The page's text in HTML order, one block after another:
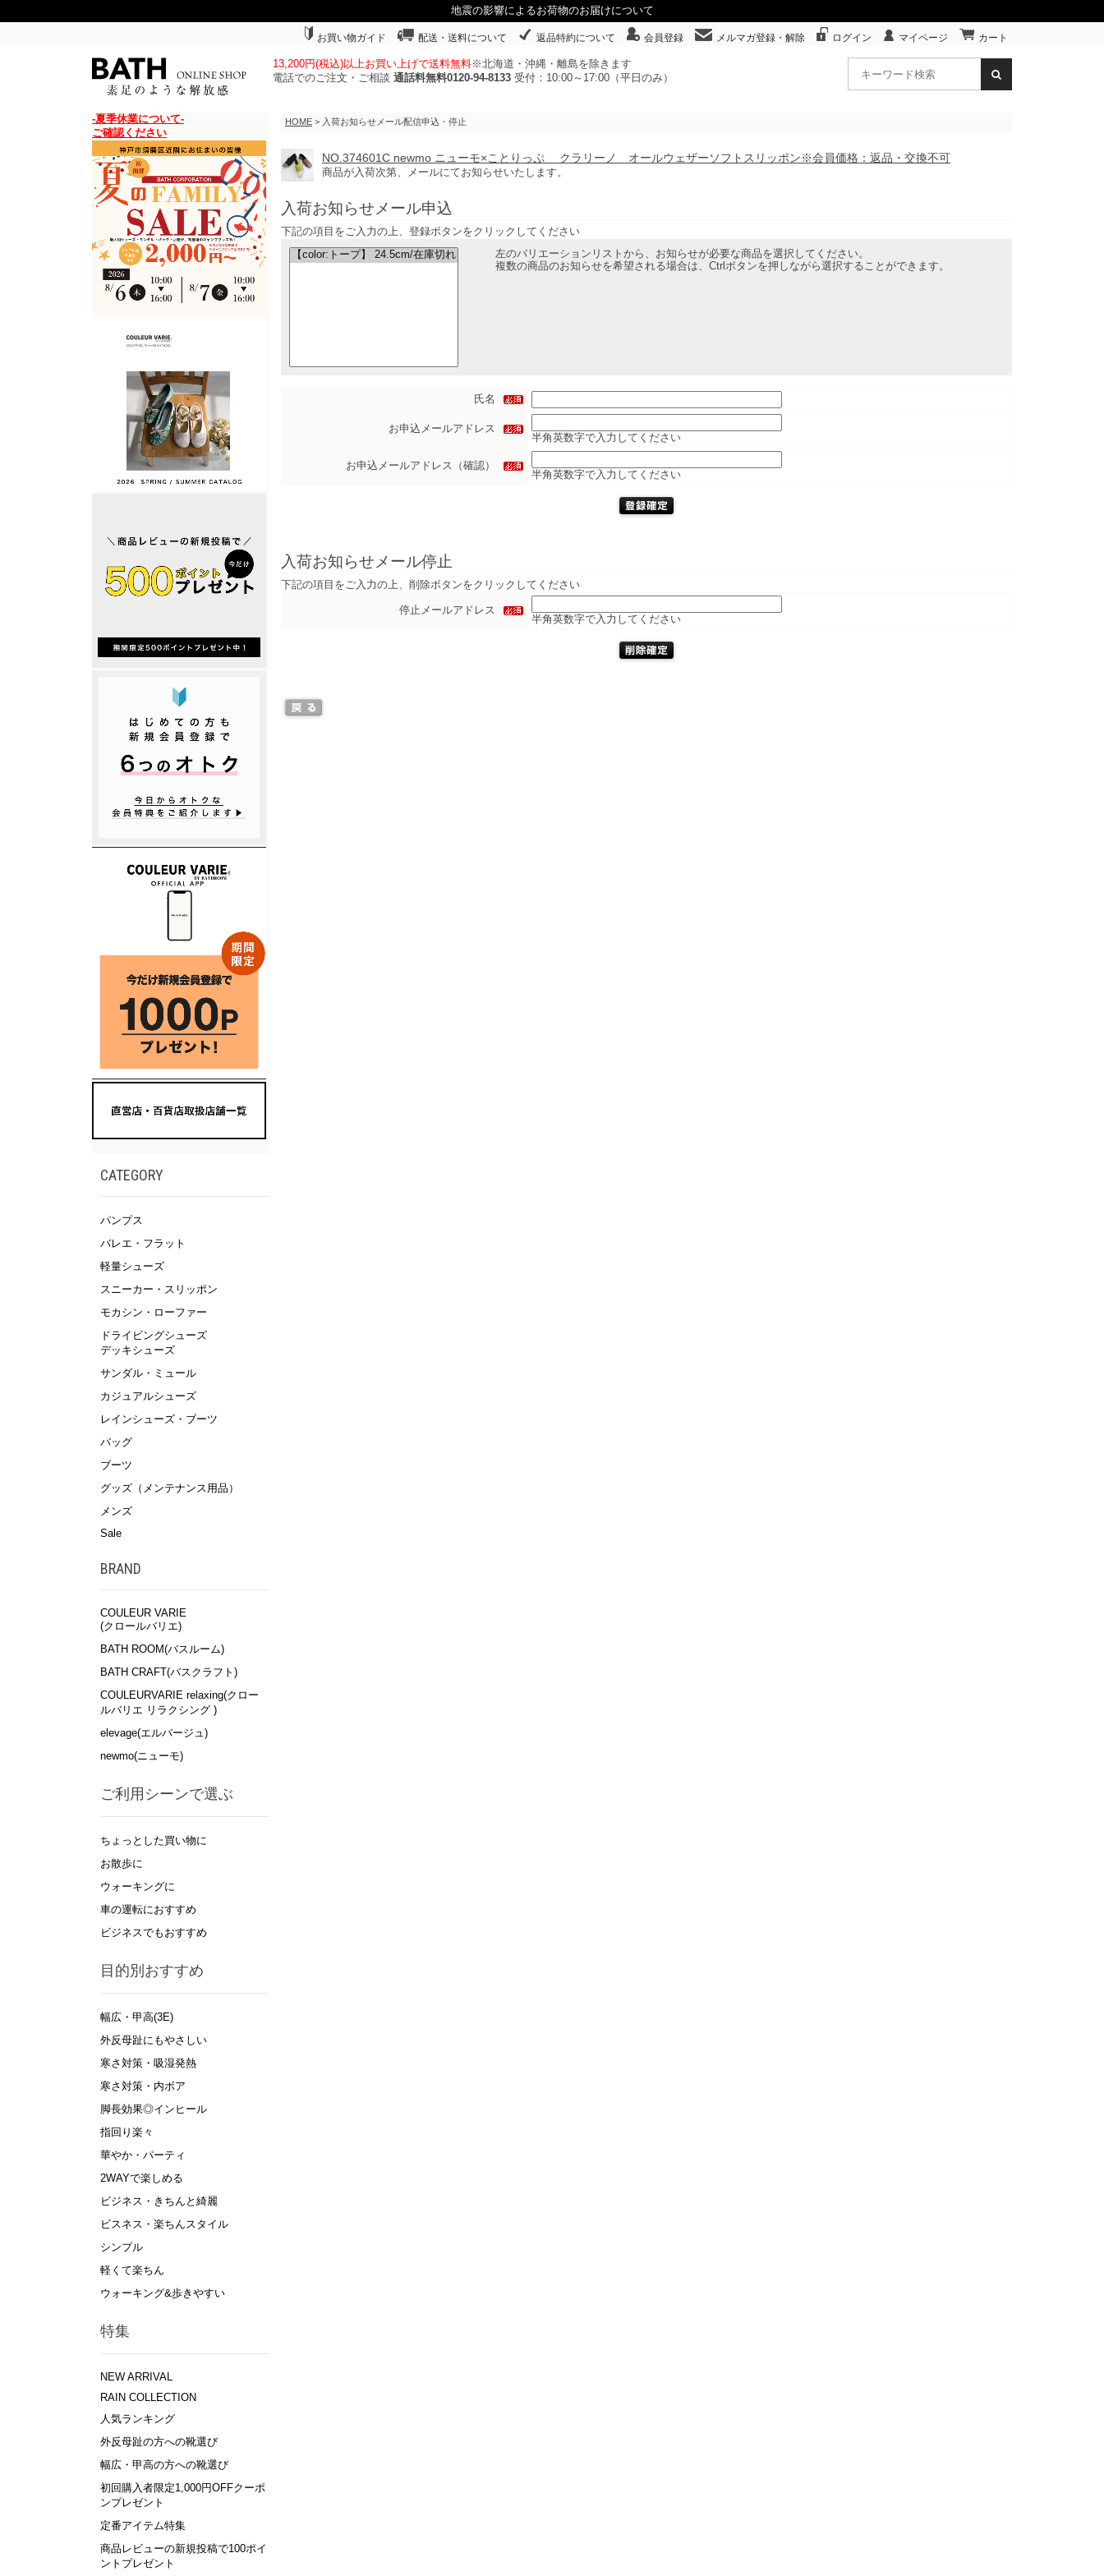
地震の影響によるお荷物のお届けについて
お買い物ガイド 配送・送料について 返品特約について 会員登録 メルマガ登録・解除 ログイン マイページ カート
13,200円(税込)以上お買い上げで送料無料※北海道・沖縄・離島を除きます
電話でのご注文・ご相談 通話料無料0120-94-8133 受付：10:00～17:00（平日のみ）
-夏季休業について-
ご確認ください
CATEGORY
パンプス
バレエ・フラット
軽量シューズ
スニーカー・スリッポン
モカシン・ローファー
ドライビングシューズ
デッキシューズ
サンダル・ミュール
カジュアルシューズ
レインシューズ・ブーツ
バッグ
ブーツ
グッズ（メンテナンス用品）
メンズ
Sale
BRAND
COULEUR VARIE
(クロールバリエ)
BATH ROOM(バスルーム)
BATH CRAFT(バスクラフト)
COULEURVARIE relaxing(クロー
ルバリエ リラクシング )
elevage(エルバージュ)
newmo(ニューモ)
ご利用シーンで選ぶ
ちょっとした買い物に
お散歩に
ウォーキングに
車の運転におすすめ
ビジネスでもおすすめ
目的別おすすめ
幅広・甲高(3E)
外反母趾にもやさしい
寒さ対策・吸湿発熱
寒さ対策・内ボア
脚長効果◎インヒール
指回り楽々
華やか・パーティ
2WAYで楽しめる
ビジネス・きちんと綺麗
ビスネス・楽ちんスタイル
シンプル
軽くて楽ちん
ウォーキング&歩きやすい
特集
NEW ARRIVAL
RAIN COLLECTION
人気ランキング
外反母趾の方への靴選び
幅広・甲高の方への靴選び
初回購入者限定1,000円OFFクーポ
ンプレゼント
定番アイテム特集
商品レビューの新規投稿で100ポイ
ントプレゼント
HOME > 入荷お知らせメール配信申込・停止
NO.374601C newmo ニューモ×ことりっぷ クラリーノ オールウェザーソフトスリッポン※会員価格：返品・交換不可
商品が入荷次第、メールにてお知らせいたします。
入荷お知らせメール申込
下記の項目をご入力の上、登録ボタンをクリックしてください
左のバリエーションリストから、お知らせが必要な商品を選択してください。
複数の商品のお知らせを希望される場合は、Ctrlボタンを押しながら選択することができます。
氏名
お申込メールアドレス
半角英数字で入力してください
お申込メールアドレス（確認）
半角英数字で入力してください
入荷お知らせメール停止
下記の項目をご入力の上、削除ボタンをクリックしてください
停止メールアドレス
半角英数字で入力してください